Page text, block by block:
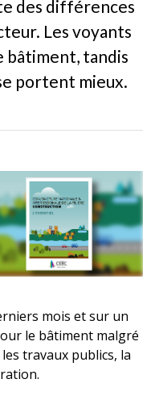
des différences
Les voyants
bâtiment, tandis
portent mieux.
mois et sur un
le bâtiment malgré
travaux publics, la